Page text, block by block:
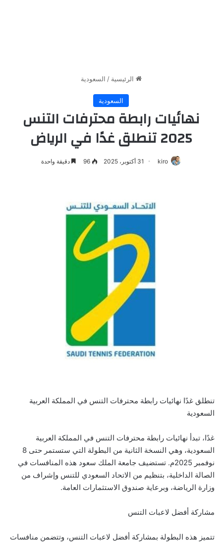
الرئيسية / السعودية
السعودية
نهائيات رابطة محترفات التنس
2025 تنطلق غدًا في الرياض
kiro 31 أكتوبر، 2025 96 دقيقة واحدة
تنطلق غدًا نهائيات رابطة محترفات التنس في المملكة العربية
السعودية
غدًا، تبدأ نهائيات رابطة محترفات التنس في المملكة العربية
السعودية، وهي النسخة الثانية من البطولة التي ستستمر حتى 8
نوفمبر 2025م. تستضيف جامعة الملك سعود هذه المنافسات في
الصالة الداخلية، بتنظيم من الاتحاد السعودي للتنس وإشراف من
وزارة الرياضة، وبرعاية صندوق الاستثمارات العامة.
مشاركة أفضل لاعبات التنس
تتميز هذه البطولة بمشاركة أفضل لاعبات التنس، وتتضمن منافسات